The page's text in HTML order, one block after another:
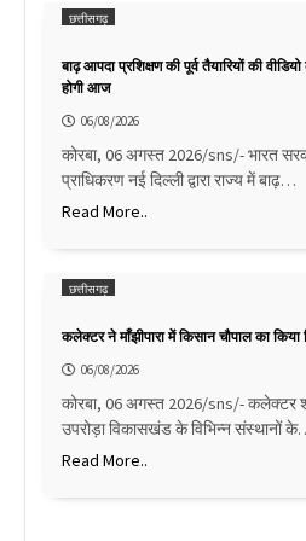
छत्तीसगढ़
बाढ़ आपदा प्रशिक्षण की पूर्व तैयारियों की
होगी आज
06/08/2026
कोरबा, 06 अगस्त 2026/sns/- भारत
प्राधिकरण नई दिल्ली द्वारा राज्य में बाढ़…
Read More..
छत्तीसगढ़
कलेक्टर ने माँझीपारा में किसान चौपाल का किया
06/08/2026
कोरबा, 06 अगस्त 2026/sns/- कलेक्टर
उपरोड़ा विकासखंड के विभिन्न संस्थानों
Read More..